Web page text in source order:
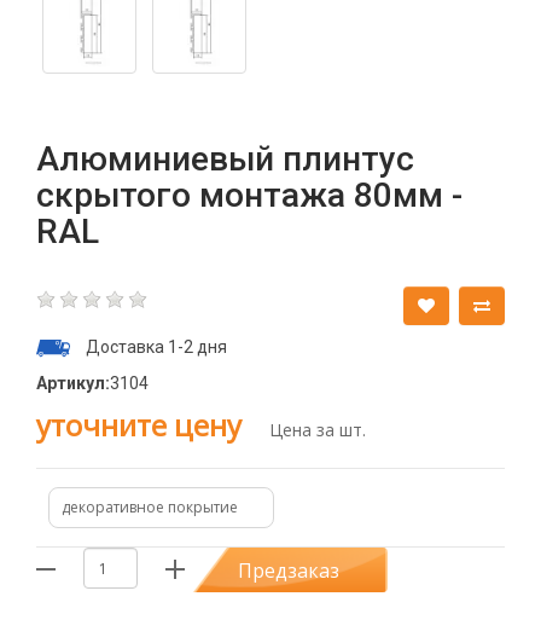
Алюминиевый плинтус
скрытого монтажа 80мм -
RAL
Доставка 1-2 дня
Артикул:3104
уточните цену Цена за шт.
декоративное покрытие
Предзаказ